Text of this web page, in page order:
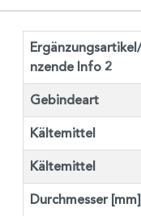
nzende Info 2
Gebindeart
Kältemittel
Kältemittel
Durchmesser [mm]